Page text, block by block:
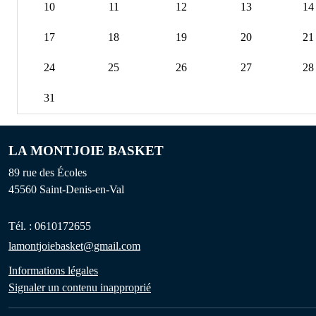
10 11 12 13 14
17 18 19 20 21
24 25 26 27 28
31
LA MONTJOIE BASKET
89 rue des Écoles
45560 Saint-Denis-en-Val
Tél. : 0610172655
lamontjoiebasket@gmail.com
Informations légales
Signaler un contenu inapproprié